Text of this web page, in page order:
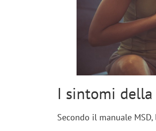
I sintomi
Secondo il manuale